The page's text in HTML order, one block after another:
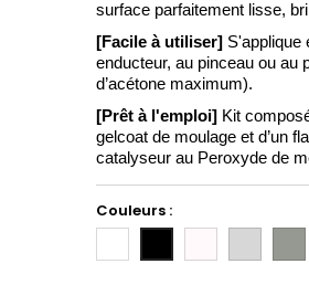
surface parfaitement lisse,
[Facile à utiliser] S'applique
enducteur, au pinceau ou au
d’acétone maximum).
[Prêt à l'emploi] Kit
gelcoat de moulage et d’un
catalyseur au Peroxyde de
Couleurs :
clair